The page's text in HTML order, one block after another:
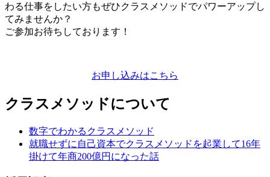
わる仕事をしたい方もぜひクラスメソッドでパワーアップし
てみませんか？
ご参加お待ちしております！
お申し込みはこちら
クラスメソッドについて
数字でわかるクラスメソッド
就職せずに自己資本でクラスメソッドを起業して16年
掛けて年商200億円になった話